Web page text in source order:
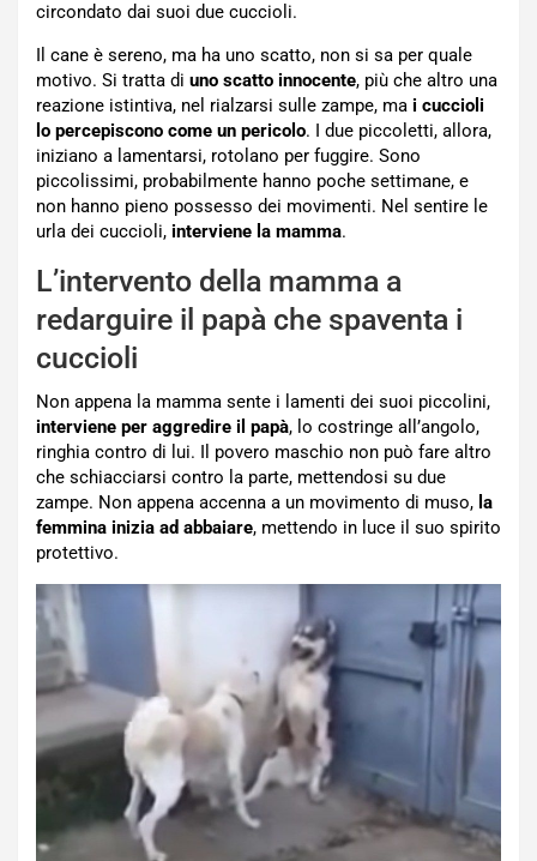
circondato dai suoi due cuccioli.
Il cane è sereno, ma ha uno scatto, non si sa per quale
motivo. Si tratta di uno scatto innocente, più che altro una
reazione istintiva, nel rialzarsi sulle zampe, ma i cuccioli
lo percepiscono come un pericolo. I due piccoletti, allora,
iniziano a lamentarsi, rotolano per fuggire. Sono
piccolissimi, probabilmente hanno poche settimane, e
non hanno pieno possesso dei movimenti. Nel sentire le
urla dei cuccioli, interviene la mamma.
L’intervento della mamma a
redarguire il papà che spaventa i
cuccioli
Non appena la mamma sente i lamenti dei suoi piccolini,
interviene per aggredire il papà, lo costringe all’angolo,
ringhia contro di lui. Il povero maschio non può fare altro
che schiacciarsi contro la parte, mettendosi su due
zampe. Non appena accenna a un movimento di muso, la
femmina inizia ad abbaiare, mettendo in luce il suo spirito
protettivo.